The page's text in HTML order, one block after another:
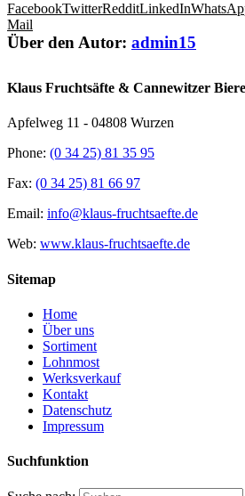
FacebookTwitterRedditLinkedIn
Mail
Über den Autor: admin15
Klaus Fruchtsäfte & Cannewitzer Biere
Apfelweg 11 - 04808 Wurzen
Phone: (0 34 25) 81 35 95
Fax: (0 34 25) 81 66 97
Email: info@klaus-fruchtsaefte.de
Web: www.klaus-fruchtsaefte.de
Sitemap
Home
Über uns
Sortiment
Lohnmost
Werksverkauf
Kontakt
Datenschutz
Impressum
Suchfunktion